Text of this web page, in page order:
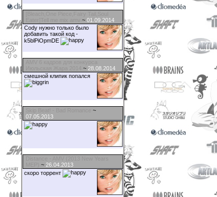
~ 01.09.2014
Cody нужно только было
добавить такой код -
k5blPiOpmDE
~ 28.08.2014
смешной клипик попался
~
07.05.2013
~ 26.04.2013
скоро торрент